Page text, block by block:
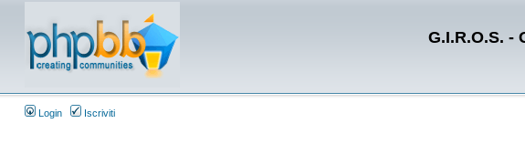
G.I.R.O.S. -
Login Iscriviti